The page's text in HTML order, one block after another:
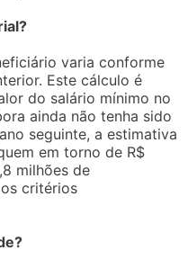
varia conforme
Este cálculo é
do salário mínimo no
ainda não tenha sido
seguinte, a estimativa
em torno de R$
milhões de
critérios